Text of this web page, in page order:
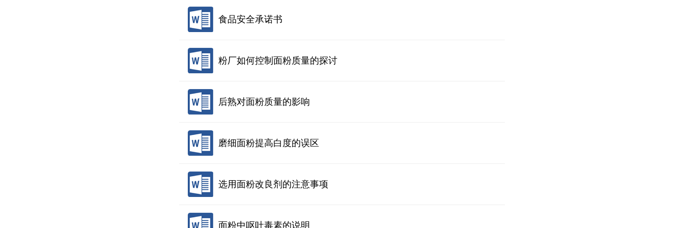
食品安全承诺书
粉厂如何控制面粉质量的探讨
后熟对面粉质量的影响
磨细面粉提高白度的误区
选用面粉改良剂的注意事项
面粉中呕吐毒素的说明